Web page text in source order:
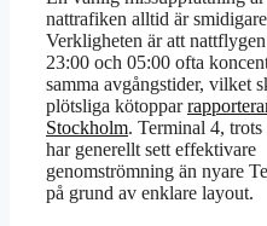
nattrafiken alltid är
Verkligheten är att
23:00 och 05:00 ofta
samma avgångstider, vilket
plötsliga kötoppar
Stockholm. Terminal 4, trots
har generellt sett effektivare
genomströmning än nyare
på grund av enklare layout.